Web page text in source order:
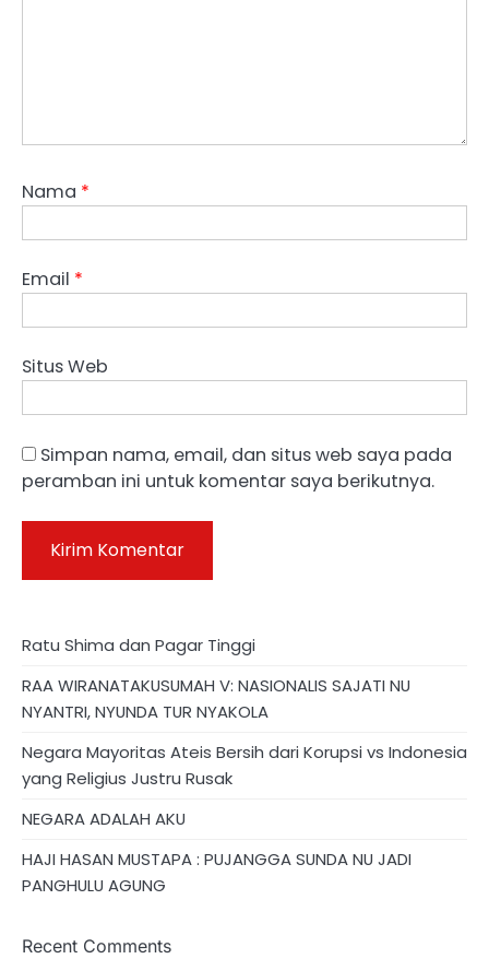
Nama *
Email *
Situs Web
Simpan nama, email, dan situs web saya pada
peramban ini untuk komentar saya berikutnya.
Ratu Shima dan Pagar Tinggi
RAA WIRANATAKUSUMAH V: NASIONALIS SAJATI NU
NYANTRI, NYUNDA TUR NYAKOLA
Negara Mayoritas Ateis Bersih dari Korupsi vs Indonesia
yang Religius Justru Rusak
NEGARA ADALAH AKU
HAJI HASAN MUSTAPA : PUJANGGA SUNDA NU JADI
PANGHULU AGUNG
Recent Comments